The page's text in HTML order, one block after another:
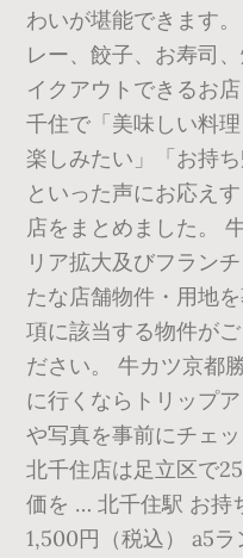
わいが堪能できます
レー、餃子、お寿司
イクアウトできるお
千住で「美味しい料
楽しみたい」「お持
といった声にお応え
店をまとめました。
リア拡大及びフラン
たな店舗物件・用地
項に該当する物件が
ださい。 牛カツ京都
に行くならトリップ
や写真を事前にチェ
北千住店は足立区で
価を … 北千住駅 お持
1,500円（税込） a5